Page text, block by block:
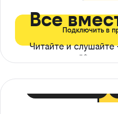
Все
Читайте и
ограничений*
Подключить в